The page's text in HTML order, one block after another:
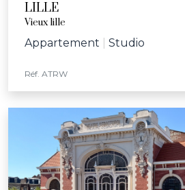
LILLE
Vieux lille
Appartement Studio
Réf. ATRW